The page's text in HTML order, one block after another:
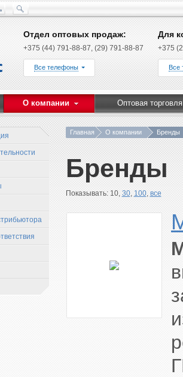
Отдел оптовых продаж:
+375 (44) 791-88-87, (29) 791-88-87
Все телефоны
Для
+375
Все
О компании Оптовая торговля
Главная О компании Бренды
Бренды
Показывать: 10,30,100,все